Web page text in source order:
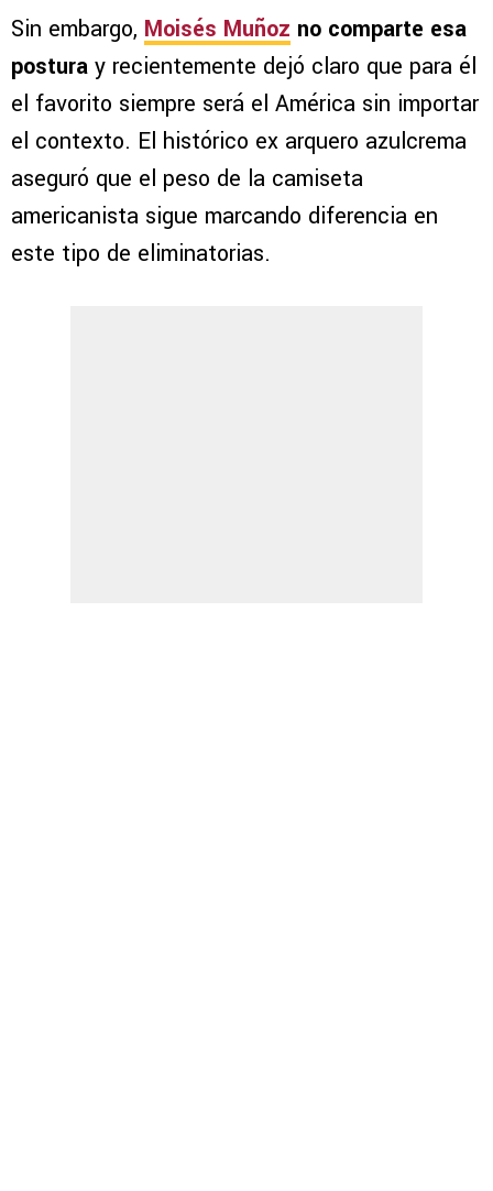
Sin embargo, Moisés Muñoz no comparte esa
postura y recientemente dejó claro que para él
el favorito siempre será el América sin importar
el contexto. El histórico ex arquero azulcrema
aseguró que el peso de la camiseta
americanista sigue marcando diferencia en
este tipo de eliminatorias.